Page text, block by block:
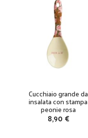
Cucchiaio grande da
insalata con stampa
peonie rosa
8,90 €